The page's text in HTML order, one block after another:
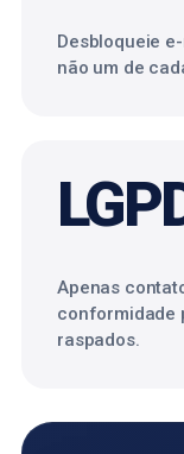
Desbloqueie
não um de
Apenas
conformidade
raspados.